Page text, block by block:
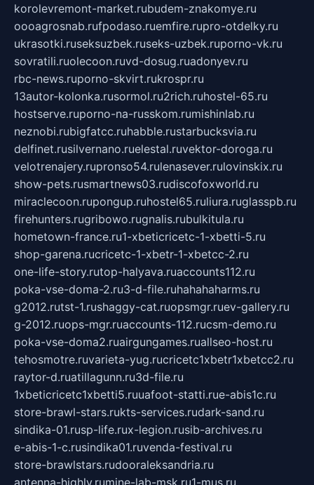
korolevremont-market.rubudem-znakomye.ru
oooagrosnab.rufpodaso.ruemfire.rupro-otdelky.ru
ukrasotki.ruseksuzbek.ruseks-uzbek.ruporno-vk.ru
sovratili.ruolecoon.ruvd-dosug.ruadonyev.ru
rbc-news.ruporno-skvirt.rukrospr.ru
13autor-kolonka.rusormol.ru2rich.ruhostel-65.ru
hostserve.ruporno-na-russkom.rumishinlab.ru
neznobi.rubigfatcc.ruhabble.rustarbucksvia.ru
delfinet.rusilvernano.ruelestal.ruvektor-doroga.ru
velotrenajery.rupronso54.rulenasever.rulovinskix.ru
show-pets.rusmartnews03.rudiscofoxworld.ru
miraclecoon.rupongup.ruhostel65.ruliura.ruglasspb.ru
firehunters.rugribowo.rugnalis.rubulkitula.ru
hometown-france.ru1-xbeticricetc-1-xbetti-5.ru
shop-garena.rucricetc-1-xbetr-1-xbetcc-2.ru
one-life-story.rutop-halyava.ruaccounts112.ru
poka-vse-doma-2.ru3-d-file.ruhahahaharms.ru
g2012.rutst-1.rushaggy-cat.ruopsmgr.ruev-gallery.ru
g-2012.ruops-mgr.ruaccounts-112.rucsm-demo.ru
poka-vse-doma2.ruairgungames.ruallseo-host.ru
tehosmotre.ruvarieta-yug.rucricetc1xbetr1xbetcc2.ru
raytor-d.ruatillagunn.ru3d-file.ru
1xbeticricetc1xbetti5.ruuafoot-statti.rue-abis1c.ru
store-brawl-stars.rukts-services.rudark-sand.ru
sindika-01.rusp-life.rux-legion.rusib-archives.ru
e-abis-1-c.rusindika01.ruvenda-festival.ru
store-brawlstars.rudooraleksandria.ru
antenna-highly.rumine-lab-msk.ru1-mus.ru